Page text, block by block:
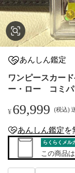
あんしん鑑定
ワンピースカー
ー・ロー コミ
¥69,999 (税込)
anshin-appraisal-tag
あんしん鑑定を
らくらくメル
この商品は